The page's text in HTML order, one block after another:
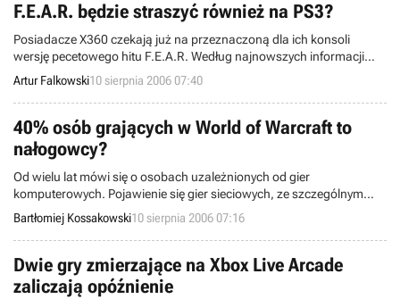
nazwie Patriot.
F.E.A.R. będzie straszyć również na PS3?
Posiadacze X360 czekają już na przeznaczoną dla ich konsoli
wersję pecetowego hitu F.E.A.R. Według najnowszych informacji
istnieje spora szansa na to, że grą będą mogli cieszyć się również
właściciele Playstation 3.
Artur Falkowski10 sierpnia 2006 07:40
40% osób grających w World of Warcraft to
nałogowcy?
Od wielu lat mówi się o osobach uzależnionych od gier
komputerowych. Pojawienie się gier sieciowych, ze szczególnym
uwzględnieniem MMORPG-ów sprawiło, że media zwracają na ten
problem coraz więcej uwagi. Jeden ze specjalistów stwierdził
właśnie, że aż 40% spośród grających w World of Warcraft to
nałogowcy!
Bartłomiej Kossakowski10 sierpnia 2006 07:16
Dwie gry zmierzające na Xbox Live Arcade
zaliczają opóźnienie